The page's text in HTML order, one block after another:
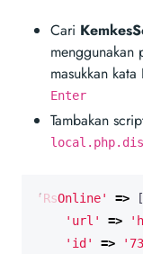
Cari
menggunakan
masukkan
Enter
Tambakan
'RsOnline' =>
[
'url'
=>
'id'
=>